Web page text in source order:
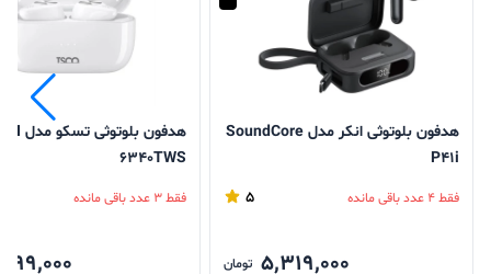
هدفون بلوتوثی انکر مدل SoundCore
P41i
فقط 4 عدد باقی مانده 5
5,319,000 تومان
هدفون بلوتوثی تسکو مدل TH
6340TWS
فقط 3 عدد باقی مانده